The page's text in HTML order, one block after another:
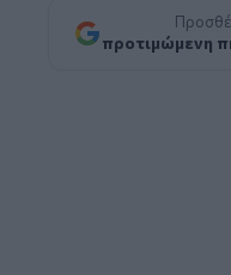
προτιμώμενη